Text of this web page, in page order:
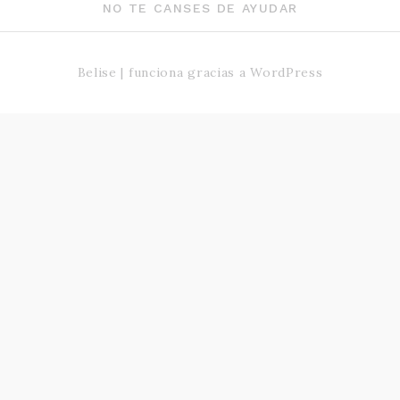
Belise | funciona gracias aWordPress
NO TE CANSES DE AYUDAR